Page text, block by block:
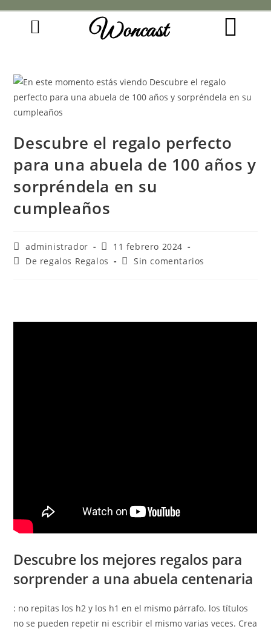
Woncast
Descubre el regalo perfecto
para una abuela de 100 años y
sorpréndela en su
cumpleaños
administrador
11 febrero 2024
De regalos Regalos
Sin comentarios
Descubre los mejores regalos para
sorprender a una abuela centenaria
: no repitas los h2 y los h1 en el mismo párrafo. los títulos
no se pueden repetir ni escribir el mismo varias veces. Crea